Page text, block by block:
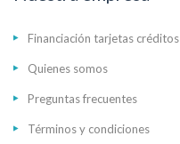
Financiación tarjetas créditos
Quienes somos
Preguntas frecuentes
Términos y condiciones